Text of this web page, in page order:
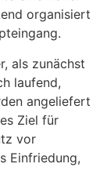
organisiert
als zunächst
laufend,
angeliefert
Ziel für
vor
Einfriedung,